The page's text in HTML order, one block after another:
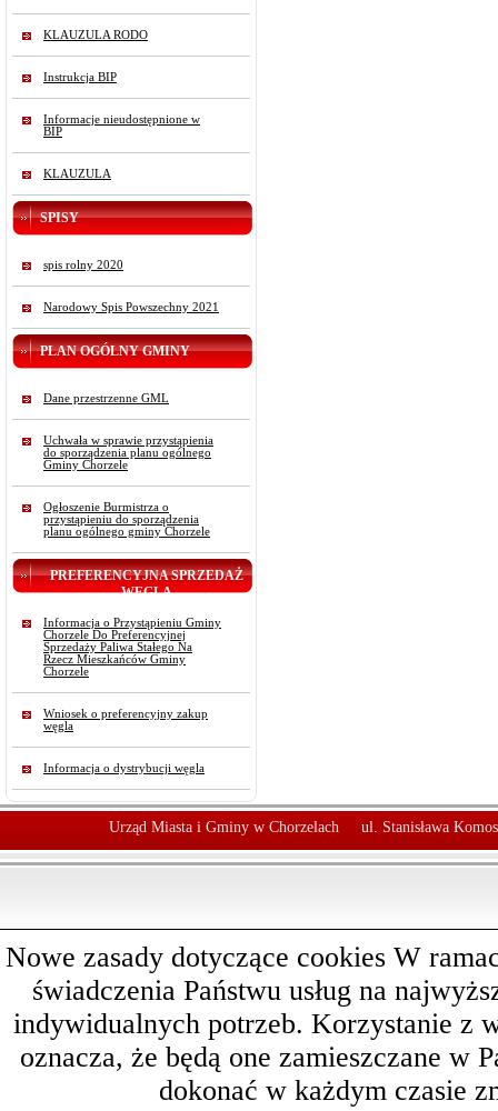
KLAUZULA RODO
Instrukcja BIP
Informacje nieudostępnione w
BIP
KLAUZULA
SPISY
spis rolny 2020
Narodowy Spis Powszechny 2021
PLAN OGÓLNY GMINY
Dane przestrzenne GML
Uchwała w sprawie przystąpienia
do sporządzenia planu ogólnego
Gminy Chorzele
Ogłoszenie Burmistrza o
przystąpieniu do sporządzenia
planu ogólnego gminy Chorzele
PREFERENCYJNA SPRZEDAŻ
WĘGLA
Informacja o Przystąpieniu Gminy
Chorzele Do Preferencyjnej
Sprzedaży Paliwa Stałego Na
Rzecz Mieszkańców Gminy
Chorzele
Wniosek o preferencyjny zakup
węgla
Informacja o dystrybucji węgla
Urząd Miasta i Gminy w Chorzelach ul. Stanisława
Nowe zasady dotyczące cookies W
świadczenia Państwu usług na
indywidualnych potrzeb. Korzystanie z
oznacza, że będą one zamieszczane w
dokonać w każdym czasie